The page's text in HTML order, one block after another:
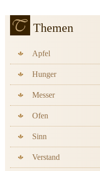
Themen
Apfel
Hunger
Messer
Ofen
Sinn
Verstand